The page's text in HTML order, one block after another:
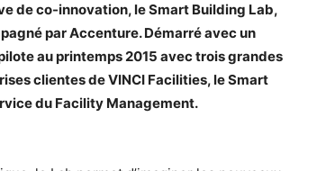
de co-innovation, le Smart Building Lab,
par Accenture. Démarré avec un
au printemps 2015 avec trois grandes
clientes de VINCI Facilities, le Smart
du Facility Management.